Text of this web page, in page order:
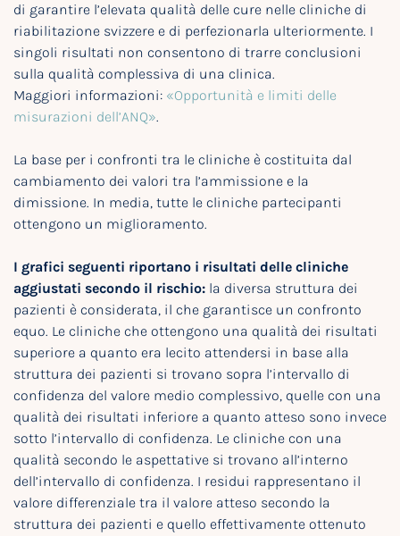
di garantire l’elevata qualità delle cure nelle cliniche di
riabilitazione svizzere e di perfezionarla ulteriormente. I
singoli risultati non consentono di trarre conclusioni
sulla qualità complessiva di una clinica.
Maggiori informazioni: «Opportunità e limiti delle
misurazioni dell’ANQ».
La base per i confronti tra le cliniche è costituita dal
cambiamento dei valori tra l’ammissione e la
dimissione. In media, tutte le cliniche partecipanti
ottengono un miglioramento.
I grafici seguenti riportano i risultati delle cliniche
aggiustati secondo il rischio: la diversa struttura dei
pazienti è considerata, il che garantisce un confronto
equo. Le cliniche che ottengono una qualità dei risultati
superiore a quanto era lecito attendersi in base alla
struttura dei pazienti si trovano sopra l’intervallo di
confidenza del valore medio complessivo, quelle con una
qualità dei risultati inferiore a quanto atteso sono invece
sotto l’intervallo di confidenza. Le cliniche con una
qualità secondo le aspettative si trovano all’interno
dell’intervallo di confidenza. I residui rappresentano il
valore differenziale tra il valore atteso secondo la
struttura dei pazienti e quello effettivamente ottenuto